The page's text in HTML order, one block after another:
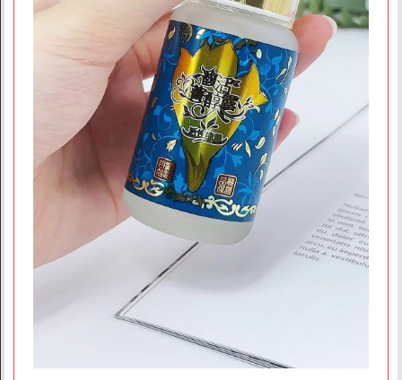
折價券說明
素易購LINE客服
素易購LINE社群
聯絡我們